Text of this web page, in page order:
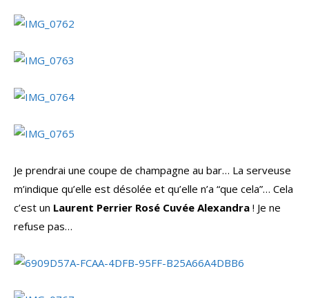
Je prendrai une coupe de champagne au bar… La serveuse
m’indique qu’elle est désolée et qu’elle n’a “que cela”… Cela
c’est un Laurent Perrier Rosé Cuvée Alexandra ! Je ne
refuse pas…